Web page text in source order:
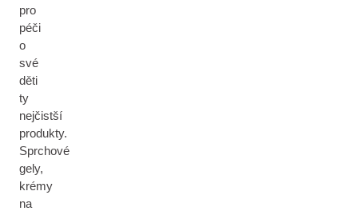
pro
péči
o
své
děti
ty
nejčistší
produkty.
Sprchové
gely,
krémy
na